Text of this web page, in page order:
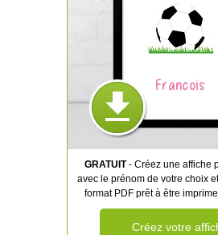
Francois
GRATUIT- Créez une affiche
avec le prénom de votre choix
format PDF prêt à être
Créez votre